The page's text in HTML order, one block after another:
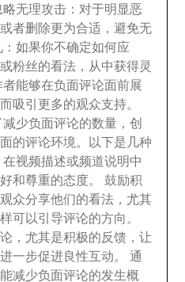
略无理攻击 ： 对于明显恶
者删除更为合适 ，避免无
：如果你不确定如何应
粉丝的看法 ， 从中获得灵
者能够在负面评论面前展
吸引更多的观众支持。
少负面评论的数量 ，创
的评论环境。
以下是几种
在视频描述或频道说明中
和尊重的态度。鼓励积
众分享他们的看法 ， 尤其
可以引导评论的方向 。
， 尤其是积极的反馈 ，让
一步促进良性互动。通
减少负面评论的发生概